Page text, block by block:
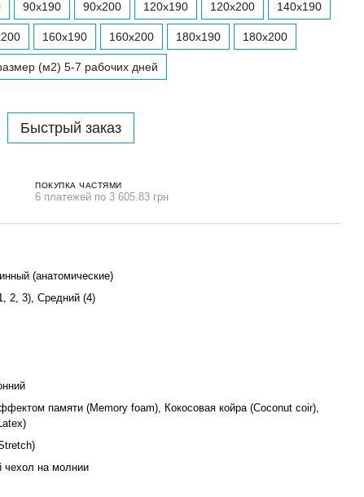
90x190 90x200 120x190 120x200 140x190
160x190 160x200 180x190 180x200
(м2) 5-7 рабочих дней
Быстрый заказ
ПОКУПКА ЧАСТЯМИ
6 платежей по 3 605.83 грн
(анатомические)
2, 3), Средний (4)
памяти (Memory foam), Кокосовая койра (Coconut coir),
на молнии